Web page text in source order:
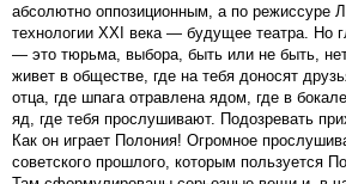
абсолютно оппозиционным, а по режиссуре
технологии XXI века — будущее театра. Но
— это тюрьма, выбора, быть или не быть,
живет в обществе, где на тебя доносят
отца, где шпага отравлена ядом, где в
яд, где тебя прослушивают. Подозревать
Как он играет Полония! Огромное
советского прошлого, которым пользуется